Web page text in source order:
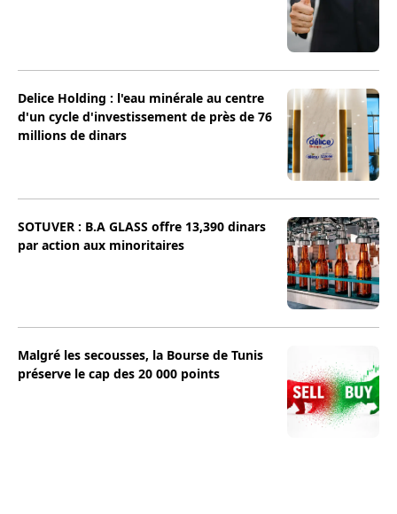
Delice Holding : l'eau minérale au centre
d'un cycle d'investissement de près de 76
millions de dinars
SOTUVER : B.A GLASS offre 13,390 dinars
par action aux minoritaires
Malgré les secousses, la Bourse de Tunis
préserve le cap des 20 000 points